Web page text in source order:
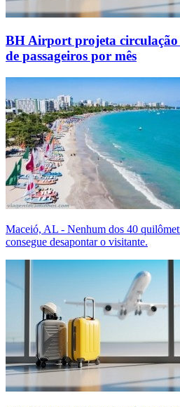
BH Airport projeta circulação
de passageiros por mês
Maceió, AL - Nenhum dos 40
consegue desapontar o visitante.